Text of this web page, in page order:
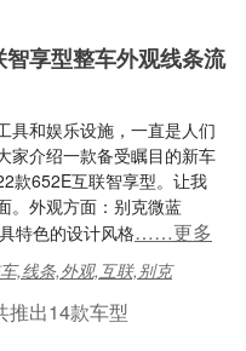
享型整车外观线条流
具和娱乐设施，一直是人们
家介绍一款备受瞩目的新车
款652E互联智享型。让我
。外观方面：别克微蓝
特色的设计风格……更多
,线条,外观,互联,别克